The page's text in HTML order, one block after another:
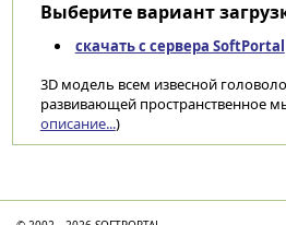
Выберите вариант
скачать с сервера SoftPortal
3D модель всем извесной
развивающей пространственное
описание...)